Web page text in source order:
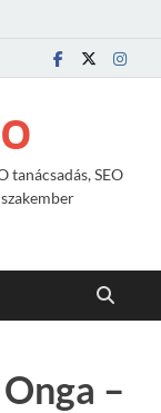
tanácsadás, SEO
–